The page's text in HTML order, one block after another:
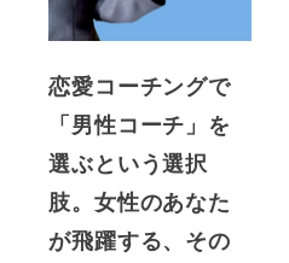
恋愛コーチングで
「男性コーチ」を
選ぶという選択
肢。女性のあなた
が飛躍する、その